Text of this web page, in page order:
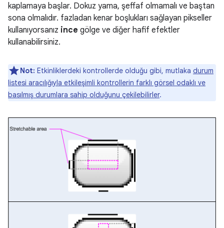
kaplamaya başlar. Dokuz yama, şeffaf olmamalı ve baştan
sona olmalıdır. fazladan kenar boşlukları sağlayan pikseller
kullanıyorsanız ince gölge ve diğer hafif efektler
kullanabilirsiniz.
Not: Etkinliklerdeki kontrollerde olduğu gibi, mutlaka durum
listesi aracılığıyla etkileşimli kontrollerin farklı görsel odaklı ve
basılmış durumlara sahip olduğunu çekilebilirler.